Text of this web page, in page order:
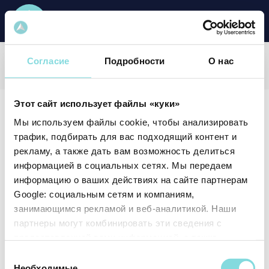
Согласие Подробности О нас
Этот сайт использует файлы «куки»
Мы используем файлы cookie, чтобы анализировать
трафик, подбирать для вас подходящий контент и
рекламу, а также дать вам возможность делиться
информацией в социальных сетях. Мы передаем
информацию о ваших действиях на сайте партнерам
Google: социальным сетям и компаниям,
занимающимся рекламой и веб-аналитикой. Наши
партнеры могут комбинировать эти сведения с
вами их сервисов.
2009 m.